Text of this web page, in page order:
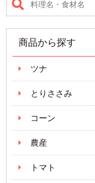
商品から探す
ツナ
とりささみ
コーン
農産
トマト